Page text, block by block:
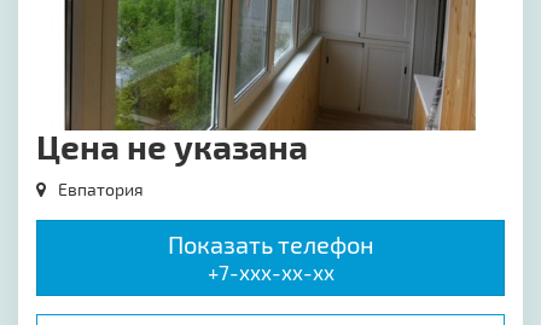
Цена не указана
Евпатория
Показать телефон
+7-xxx-xx-xx